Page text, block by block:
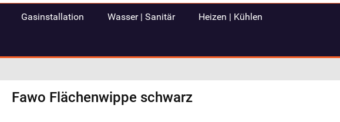
Gasinstallation Wasser | Sanitär Heizen | Kühlen
Fawo Flächenwippe schwarz